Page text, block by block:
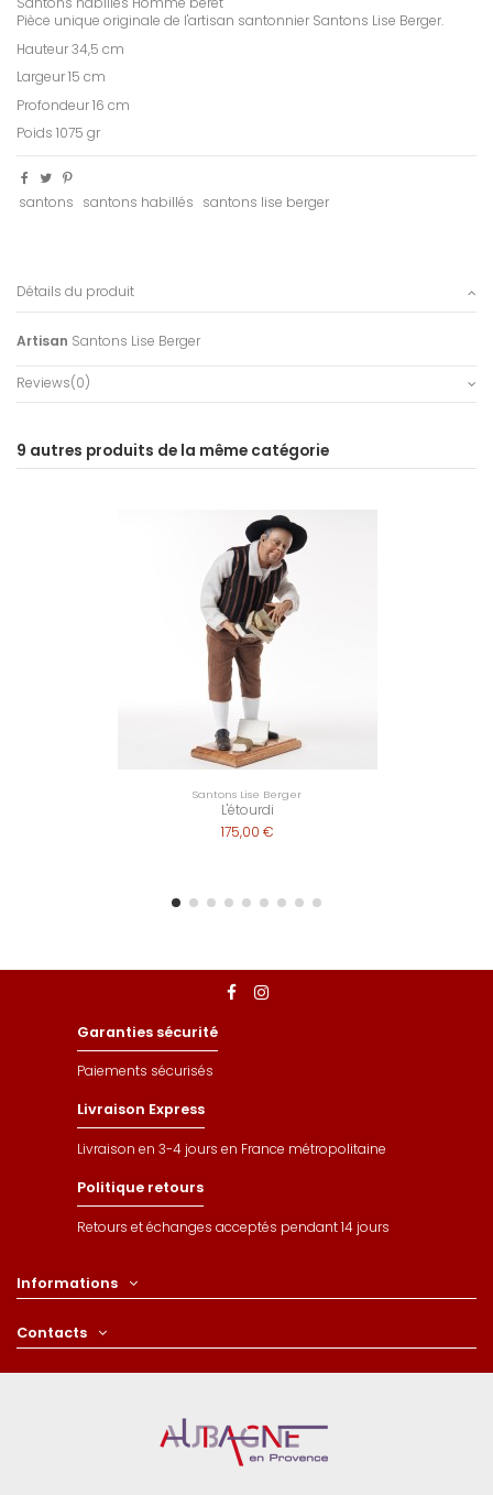
Pièce unique originale de l'artisan santonnier Santons Lise Berger.
Hauteur 34,5 cm
Largeur 15 cm
Profondeur 16 cm
Poids 1075 gr
santons santons habillés santons lise berger
Détails du produit
Artisan Santons Lise Berger
Reviews(0)
9 autres produits de la même catégorie
Santons Lise Berger
L'étourdi
175,00 €
Garanties sécurité
Paiements sécurisés
Livraison Express
Livraison en 3-4 jours en France métropolitaine
Politique retours
Retours et échanges acceptés pendant 14 jours
Informations
Contacts